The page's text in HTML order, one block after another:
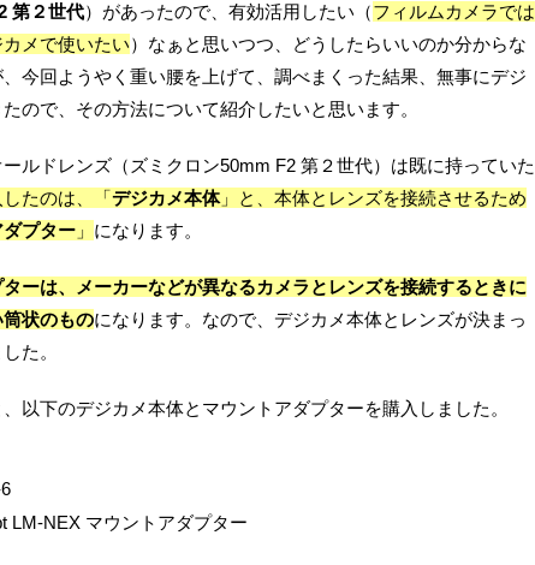
第２世代）があったので、有効活用したい（フィルムカメラでは
メで使いたい）なぁと思いつつ、どうしたらいいのか分からな
今回ようやく重い腰を上げて、調べまくった結果、無事にデジ
ので、その方法について紹介したいと思います。
ルドレンズ（ズミクロン50mm F2 第２世代）は既に持っていた
たのは、「デジカメ本体」と、本体とレンズを接続させるため
プター 」 になります。
ーは、メーカーなどが異なるカメラとレンズを接続するときに
状のものになります。なので、デジカメ本体とレンズが決まっ
た。
以下のデジカメ本体とマウントアダプターを購入しました。
LM-NEX マウントアダプター